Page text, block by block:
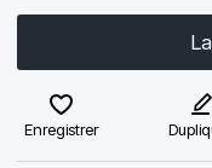
Enregistrer